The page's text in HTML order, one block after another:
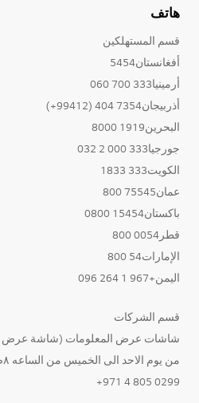
هاتف
قسم المستهلكين
أفغانستان5454
أرمينيا333 700 060
أذربيجان7354 404 (99412+)
البحرين1919 8000
جورجيا333 000 2 032
الكويت333 1833
عمان75545 800
باكستان15454 0800
قطر0054 800
الإمارات54 800
اليمن+967 1 264 096
قسم الشركات
شاشات عرض المعلومات (شاشة عرض
من يوم الاحد الى الخميس من الساعه ٨ص الى ٥م
0299 805 4 971+